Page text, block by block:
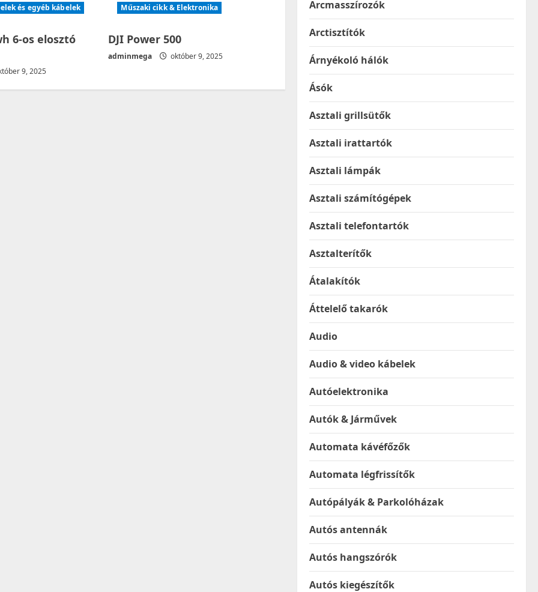
és egyéb kábelek
6-os elosztó
9, 2025
Műszaki cikk & Elektronika
DJI Power 500
adminmega október 9, 2025
Arcmasszírozók
Arctisztítók
Árnyékoló hálók
Ásók
Asztali grillsütők
Asztali irattartók
Asztali lámpák
Asztali számítógépek
Asztali telefontartók
Asztalterítők
Átalakítók
Áttelelő takarók
Audio
Audio & video kábelek
Autóelektronika
Autók & Járművek
Automata kávéfőzők
Automata légfrissítők
Autópályák & Parkolóházak
Autós antennák
Autós hangszórók
Autós kiegészítők